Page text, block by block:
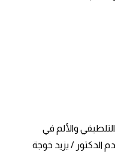
والألم في
الدكتور / يزيد خوجة